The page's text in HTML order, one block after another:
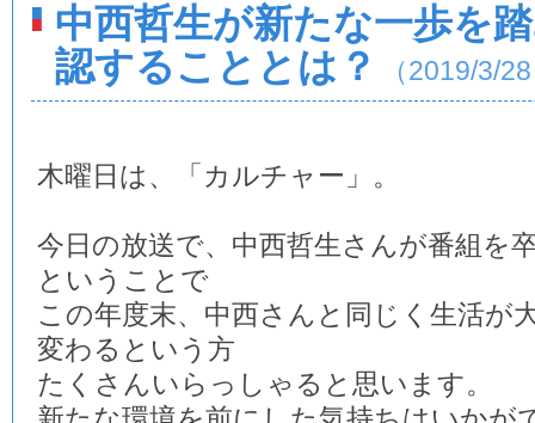
中西哲生が新たな一歩を
認することとは？
（2019/3/
木曜日は、「カルチャー」。
今日の放送で、中西哲生さんが番組を
ということで
この年度末、中西さんと同じく生活が
変わるという方
たくさんいらっしゃると思います。